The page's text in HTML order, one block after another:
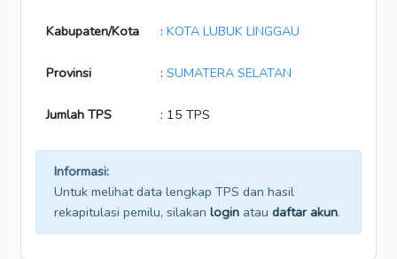
Kabupaten/Kota : KOTA LUBUK LINGGAU
Provinsi : SUMATERA SELATAN
Jumlah TPS : 15 TPS
Informasi:
Untuk melihat data lengkap TPS dan hasil
rekapitulasi pemilu, silakan login atau daftar akun.